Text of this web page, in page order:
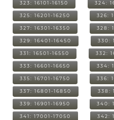
323: 16101-16150 324:
325: 16201-16250 326:
327: 16301-16350 328:
329: 16401-16450 330:
331: 16501-16550 332:
333: 16601-16650 334:
335: 16701-16750 336:
337: 16801-16850 338:
339: 16901-16950 340:
341: 17001-17050 342: